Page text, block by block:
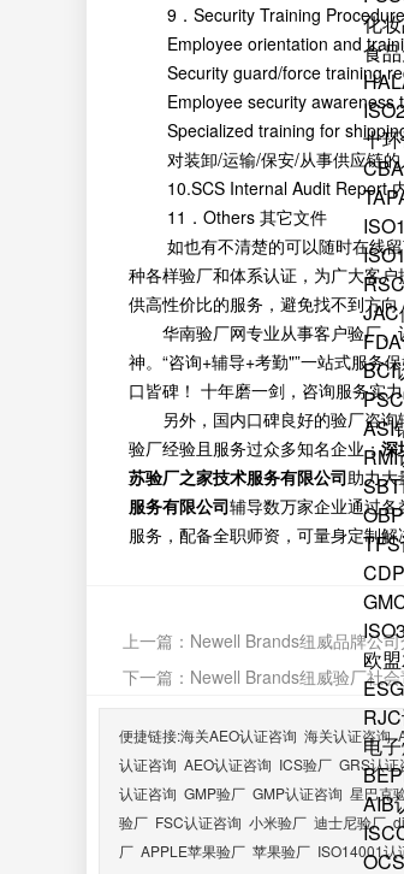
化
食
十
BCI
ASI
RMI
欧
电
AIB
9．Security Training
Employee orientation and
Security guard/force training
Employee security awareness
Specialized training for
对装卸/运输/保安/从事供应链的
10.SCS Internal Audit Report
11．Others 其它文件
如也有不清楚的可以随时在线留
种各样验厂和体系认证，为广大客
供高性价比的服务，避免找不到方向
华南验厂网专业从事客户验厂
神。“咨询+辅导+考勤"”一站式服务
口皆碑！ 十年磨一剑，咨询服务实
另外，国内口碑良好的验厂咨
验厂经验且服务过众多知名企业；深
苏验厂之家技术服务有限公司助力大
服务有限公司辅导数万家企业通过各
服务，配备全职师资，可量身定制解
上一篇： Newell Brands纽威品牌公
下一篇： Newell Brands纽威验厂社
便捷链接:海关AEO认证咨询 海关认证咨询
认证咨询 AEO认证咨询 ICS验厂 GRS认证
认证咨询 GMP验厂 GMP认证咨询 星巴克
验厂 FSC认证咨询 小米验厂 迪士尼验厂
厂 APPLE苹果验厂 苹果验厂 ISO14001认